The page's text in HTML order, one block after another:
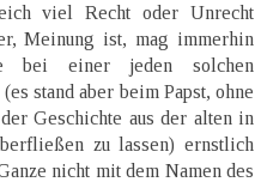
viel Recht oder Unrecht
Meinung ist, mag immerhin
bei einer jeden solchen
stand aber beim Papst, ohne
Geschichte aus der alten in
zu lassen) ernstlich
nicht mit dem Namen des